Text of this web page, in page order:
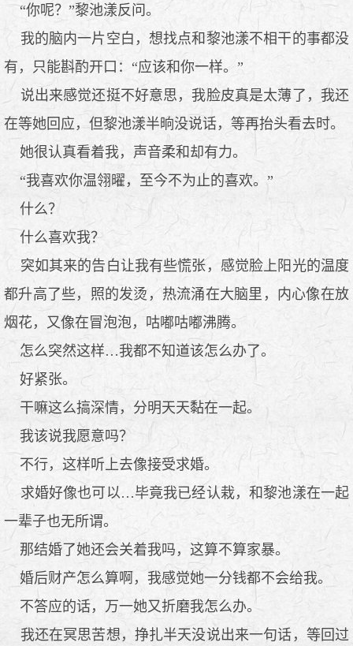
“你呢？”黎池漾反问。
我的脑内一片空白，想找点和黎池漾不相干的事都没
有，只能斟酌开口：“应该和你一样。”
说出来感觉还挺不好意思，我脸皮真是太薄了，我还
在等她回应，但黎池漾半晌没说话，等再抬头看去时。
她很认真看着我，声音柔和却有力。
“我喜欢你温翎曜，至今不为止的喜欢。”
什么？
什么喜欢我？
突如其来的告白让我有些慌张，感觉脸上阳光的温度
都升高了些，照的发烫，热流涌在大脑里，内心像在放
烟花，又像在冒泡泡，咕嘟咕嘟沸腾。
怎么突然这样…我都不知道该怎么办了。
好紧张。
干嘛这么搞深情，分明天天黏在一起。
我该说我愿意吗？
不行，这样听上去像接受求婚。
求婚好像也可以…毕竟我已经认栽，和黎池漾在一起
一辈子也无所谓。
那结婚了她还会关着我吗，这算不算家暴。
婚后财产怎么算啊，我感觉她一分钱都不会给我。
不答应的话，万一她又折磨我怎么办。
我还在冥思苦想，挣扎半天没说出来一句话，等回过